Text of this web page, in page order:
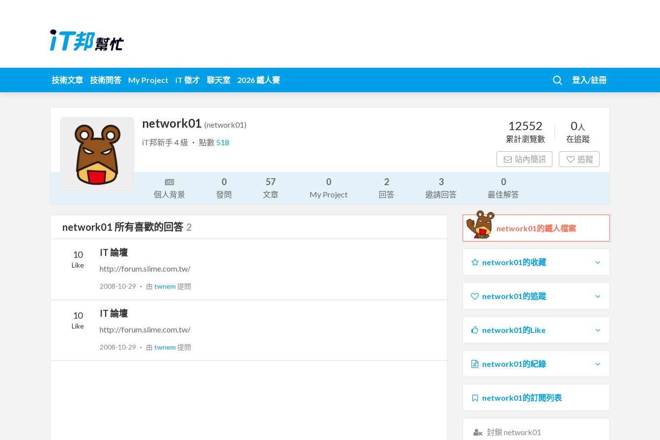
技術文章 技術問答 My Project iT 徵才 聊天室 2026 鐵人賽 登入/註冊
network01 (network01)
iT邦新手 4 級 ‧ 點數 518
12552
累計瀏覽數
0人
在追蹤
站內簡訊 追蹤
個人背景
0
發問
57
文章
0
My Project
2
回答
3
邀請回答
0
最佳解答
network01 所有喜歡的回答 2
10
Like
IT 論壇
http://forum.slime.com.tw/
2008-10-29 ‧ 由 twnem 提問
10
Like
IT 論壇
http://forum.slime.com.tw/
2008-10-29 ‧ 由 twnem 提問
network01的鐵人檔案
network01的收藏
network01的追蹤
network01的Like
network01的紀錄
network01的訂閱列表
封鎖 network01